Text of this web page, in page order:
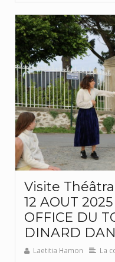
Visite
12 AOUT
OFFICE DU
DINARD
Laetitia Hamon La